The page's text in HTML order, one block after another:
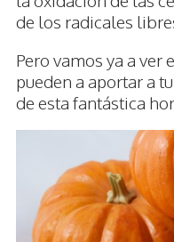
de los radicales
Pero vamos ya a ver
pueden a aportar a
de esta fantástica